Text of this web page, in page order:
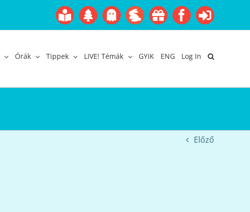
Boofairy
Gyerekangol
AdventHalloween
EasterAkcióFacebook
Login
Órák Tippek LIVE! Témák GYIK ENG Log In
Előző